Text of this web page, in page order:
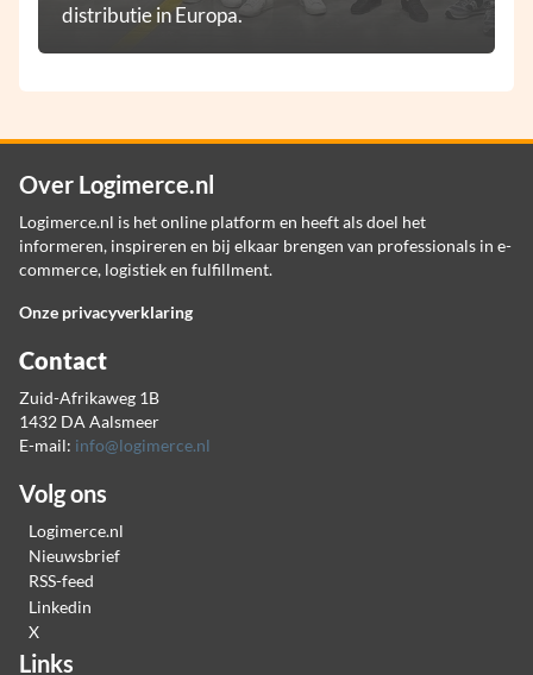
distributie in Europa.
Over Logimerce.nl
Logimerce.nl is het online platform en heeft als doel het
informeren, inspireren en bij elkaar brengen van professionals in e-
commerce, logistiek en fulfillment.
Onze privacyverklaring
Contact
Zuid-Afrikaweg 1B
1432 DA Aalsmeer
E-mail: info@logimerce.nl
Volg ons
Logimerce.nl
Nieuwsbrief
RSS-feed
Linkedin
X
Links